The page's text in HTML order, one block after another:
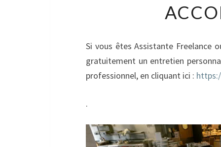
Si vous êtes Assistante Freelance
gratuitement un entretien
professionnel, en cliquant ici :
.